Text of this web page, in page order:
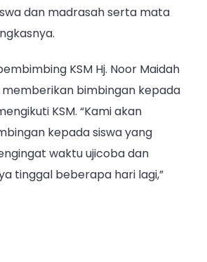
dan madrasah serta mata
KSM Hj. Noor Maidah
bimbingan kepada
KSM. “Kami akan
kepada siswa yang
waktu ujicoba dan
tinggal beberapa hari lagi,”